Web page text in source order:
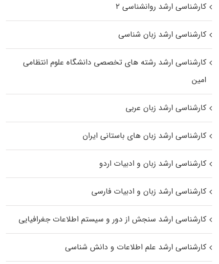
کارشناسی ارشد روانشناسی ۲
کارشناسی ارشد زبان شناسی
کارشناسی ارشد رﺷﺘﻪ ﻫﺎی تخصصی داﻧﺸﮕﺎه ﻋﻠﻮم انتظامی
اﻣﻴﻦ
کارشناسی ارشد زبان عربی
کارشناسی ارشد زبان‌ های باستانی ایران
کارشناسی ارشد زبان و ادبیات اردو
کارشناسی ارشد زبان و ادبیات فارسی
کارشناسی ارشد سنجش از دور و سیستم اطلاعات جغرافیایی
کارشناسی ارشد علم اطلاعات و دانش شناسی